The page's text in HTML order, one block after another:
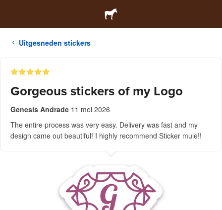
Uitgesneden stickers
Gorgeous stickers of my Logo
Genesis Andrade 11 mei 2026
The entire process was very easy. Delivery was fast and my
design came out beautiful! I highly recommend Sticker mule!!